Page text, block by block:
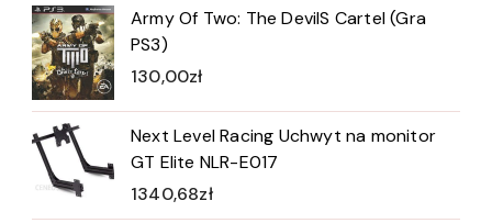
Army Of Two: The DevilS Cartel (Gra
PS3)
130,00zł
Next Level Racing Uchwyt na monitor
GT Elite NLR-E017
1340,68zł